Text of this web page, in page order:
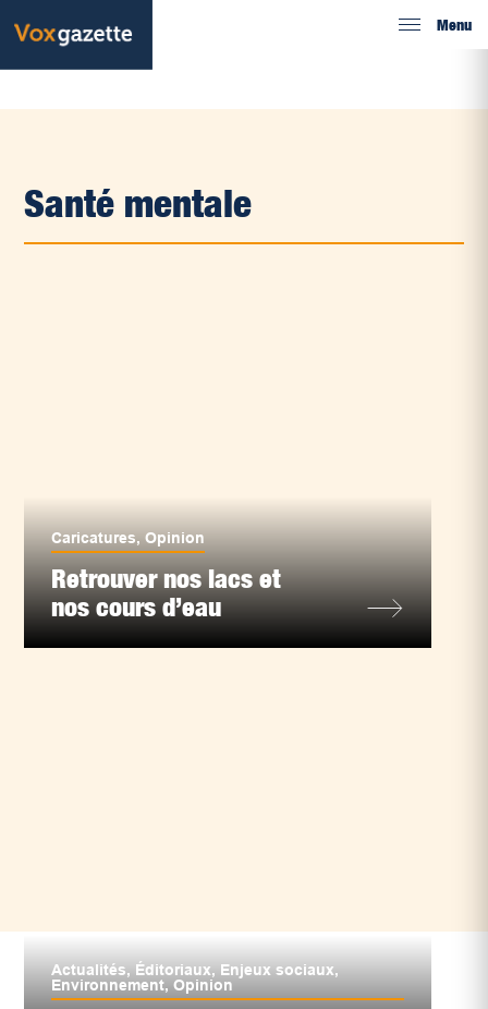
Menu
Santé mentale
Caricatures,Opinion
Retrouver nos lacs et
nos cours d’eau
Actualités, Éditoriaux, Enjeux sociaux,
Environnement,Opinion